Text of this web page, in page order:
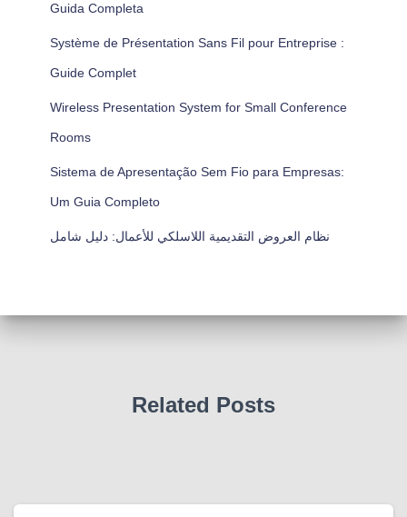
Guida Completa
Système de Présentation Sans Fil pour Entreprise :
Guide Complet
Wireless Presentation System for Small Conference
Rooms
Sistema de Apresentação Sem Fio para Empresas:
Um Guia Completo
نظام العروض التقديمية اللاسلكي للأعمال: دليل شامل
Related Posts